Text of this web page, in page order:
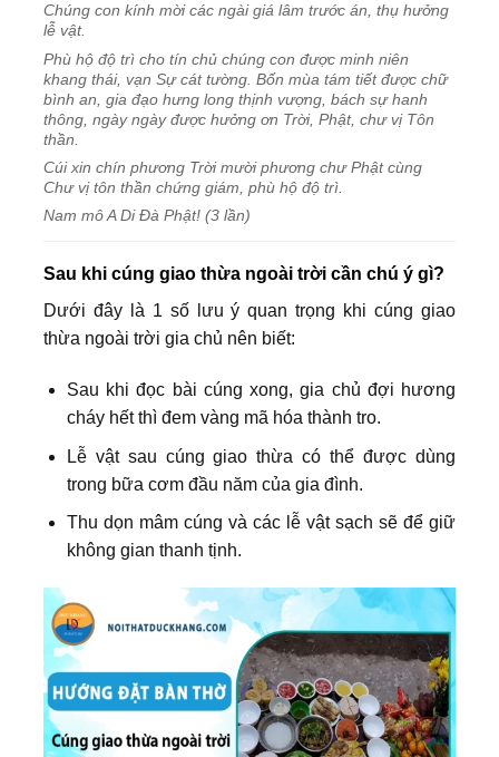
Chúng con kính mời các ngài giá lâm trước án, thụ hưởng
lễ vật.
Phù hộ độ trì cho tín chủ chúng con được minh niên
khang thái, vạn Sự cát tường. Bốn mùa tám tiết được chữ
bình an, gia đạo hưng long thịnh vượng, bách sự hanh
thông, ngày ngày được hưởng ơn Trời, Phật, chư vị Tôn
thần.
Cúi xin chín phương Trời mười phương chư Phật cùng
Chư vị tôn thần chứng giám, phù hộ độ trì.
Nam mô A Di Đà Phật! (3 lần)
Sau khi cúng giao thừa ngoài trời cần chú ý gì?
Dưới đây là 1 số lưu ý quan trọng khi cúng giao
thừa ngoài trời gia chủ nên biết:
Sau khi đọc bài cúng xong, gia chủ đợi hương
cháy hết thì đem vàng mã hóa thành tro.
Lễ vật sau cúng giao thừa có thể được dùng
trong bữa cơm đầu năm của gia đình.
Thu dọn mâm cúng và các lễ vật sạch sẽ để giữ
không gian thanh tịnh.